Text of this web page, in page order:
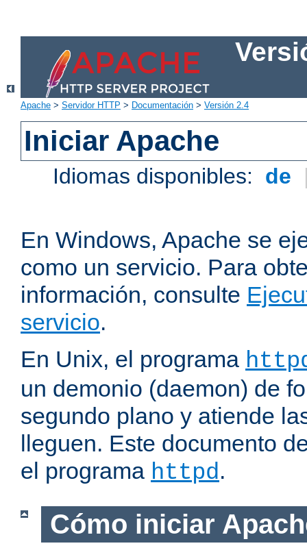
Apache > Servidor HTTP > Documentación > Versión 2.4
Iniciar Apache
Idiomas disponibles: de
En Windows, Apache se
como un servicio. Para
información, consulte
servicio.
En Unix, el programa
un demonio (daemon) de
segundo plano y atiende
lleguen. Este documento
el programa httpd.
Cómo iniciar